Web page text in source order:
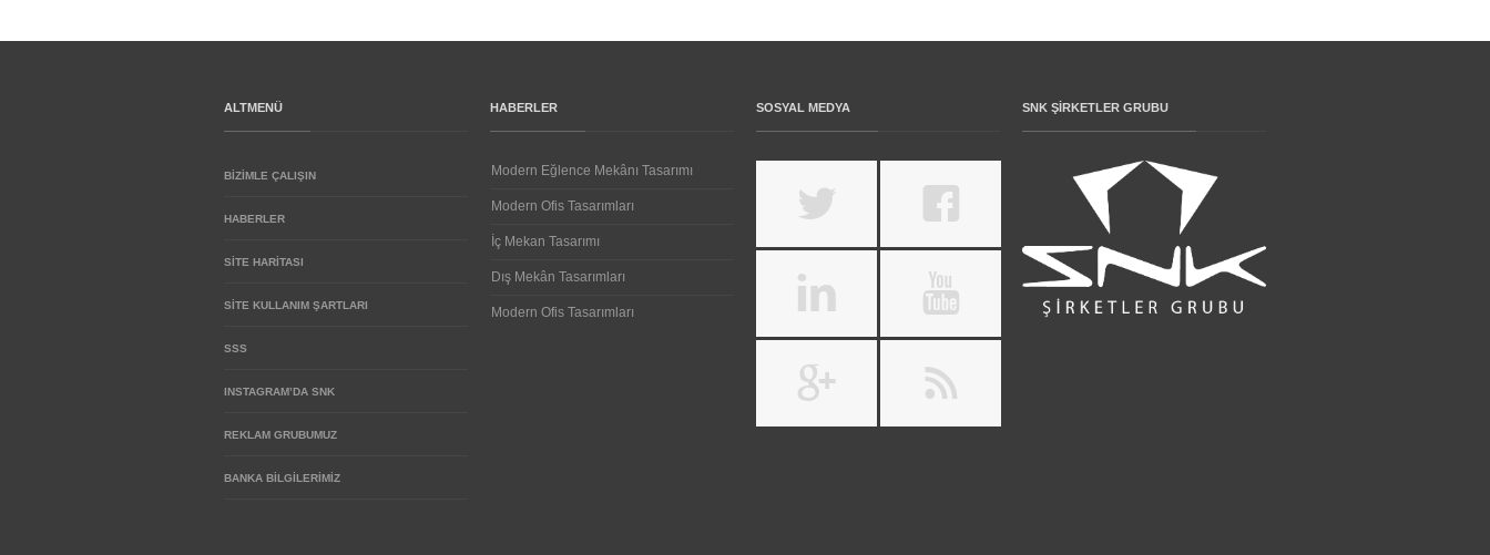
ALTMENÜ
BIZIMLE ÇALIŞIN
HABERLER
SITE HARITASI
SITE KULLANIM ŞARTLARI
SSS
INSTAGRAM’DA SNK
REKLAM GRUBUMUZ
BANKA BİLGİLERİMİZ
HABERLER
Modern Eğlence Mekânı Tasarımı
Modern Ofis Tasarımları
İç Mekan Tasarımı
Dış Mekân Tasarımları
Modern Ofis Tasarımları
SOSYAL MEDYA SNK ŞIRKETLER GRUBU